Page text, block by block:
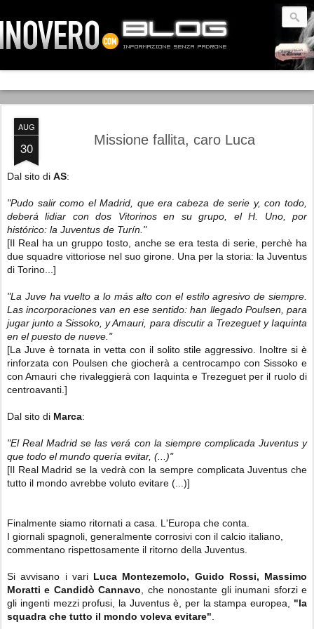
AUG
30 Missione fallita, caro Luca
Dal sito di AS:
"Pudo salir como el Madrid, que era cabeza de serie y, con todo,
deberá lidiar con dos Vitorinos en su grupo, el H. Uno, por
histórico: la Juventus de Turín."
[Il Real ha un gruppo tosto, anche se era testa di serie, perchè ha
due squadre vittoriose nel suo girone. Una per la storia: la Juventus
di Torino...]
"La Juve ha vuelto a lo más alto con el estilo agresivo de siempre.
Las incorporaciones van en ese sentido: han llegado Poulsen, para
jugar junto a Sissoko, y Amauri, para discutir a Trezeguet y Iaquinta
en el puesto de nueve."
[La Juve è tornata in vetta con il solito stile aggressivo. Inoltre si è
rinforzata con Poulsen che giocherà a centrocampo con Sissoko e
con Amauri che rivaleggierà con Iaquinta e Trezeguet per il ruolo di
centroavanti.]
Dal sito di Marca:
"El Real Madrid se las verá con la siempre complicada Juventus y
que todo el mundo quería evitar, (...)"
[Il Real Madrid se la vedrà con la sempre complicata Juventus che
tutto il mondo avrebbe voluto evitare (...)]
Finalmente siamo ritornati a casa. L'Europa che conta.
I giornali spagnoli, generalmente corrosivi con il calcio italiano,
commentano rispettosamente il ritorno della Juventus.
Si avvisano i vari Luca Montezemolo, Guido Rossi, Massimo
Moratti e Candidò Cannavo , che nonostante gli inumani sforzi e
gli ingenti mezzi profusi, la Juventus è, per la stampa europea, "la
squadra che tutto il mondo voleva evitare"